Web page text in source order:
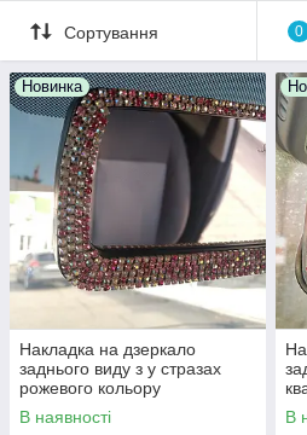
Сортування 0
Новинка
Накладка на дзеркало
заднього виду з у стразах
рожевого кольору
В наявності
В